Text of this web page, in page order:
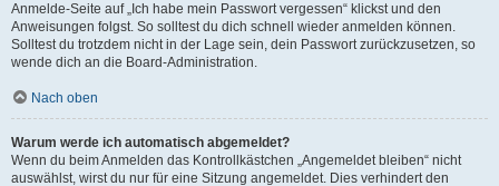
Anmelde-Seite auf „Ich habe mein Passwort vergessen“ klickst und den
Anweisungen folgst. So solltest du dich schnell wieder anmelden können.
Solltest du trotzdem nicht in der Lage sein, dein Passwort zurückzusetzen, so
wende dich an die Board-Administration.
Nach oben
Warum werde ich automatisch abgemeldet?
Wenn du beim Anmelden das Kontrollkästchen „Angemeldet bleiben“ nicht
auswählst, wirst du nur für eine Sitzung angemeldet. Dies verhindert den